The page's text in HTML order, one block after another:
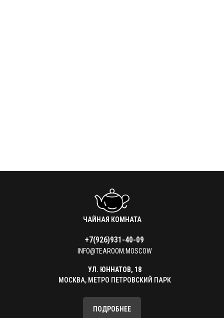
ЧАЙНАЯ КОМНАТА
+7(926)931-40-09
INFO@TEAROOM.MOSCOW
УЛ. ЮННАТОВ, 18
МОСКВА, МЕТРО ПЕТРОВСКИЙ ПАРК
ПОДРОБНЕЕ